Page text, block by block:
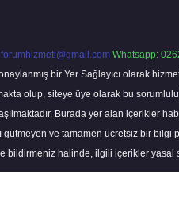
forumhizmeti@gmail.com Whatsapp:
bir Yer Sağlayıcı olarak
olup, siteye üye olarak bu
Burada yer alan içerikler
ve tamamen ücretsiz bir
bildirmeniz halinde, ilgili içerikler yasal